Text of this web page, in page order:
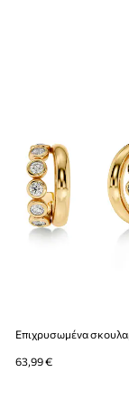
63,99 €